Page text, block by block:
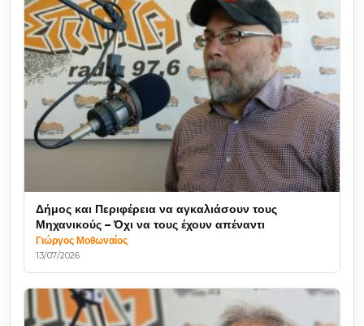
Δήμος και Περιφέρεια να αγκαλιάσουν τους
Μηχανικούς – Όχι να τους έχουν απέναντι
Γιώργος Μοθωναίος
13/07/2026